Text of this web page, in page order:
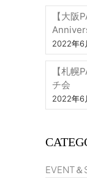
【大
2022年6
【札幌
チ会
2022年6
EVENT＆